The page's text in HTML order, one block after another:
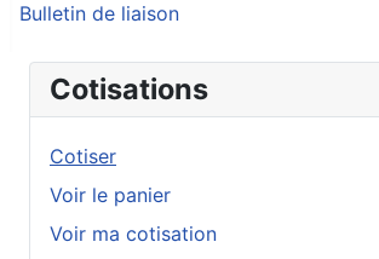
Bulletin de liaison
Cotisations
Cotiser
Voir le panier
Voir ma cotisation